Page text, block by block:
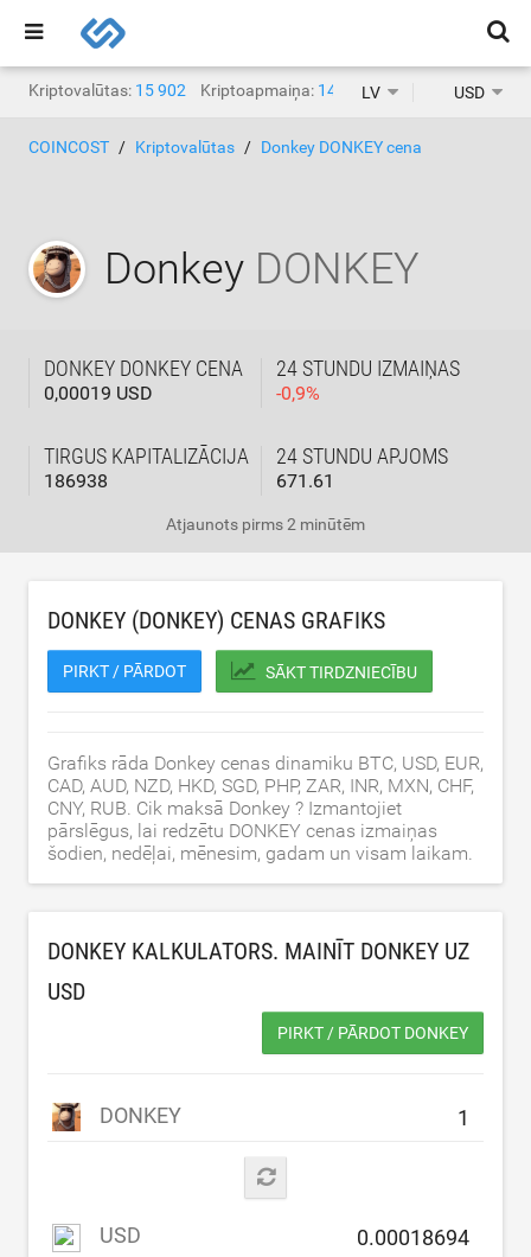
Kriptovalūtas: 15 902 Kriptoapmaiņa: 1468 LV USD
COINCOST Kriptovalūtas Donkey DONKEY cena
Donkey DONKEY
DONKEY DONKEY CENA
0,00019 USD
24 STUNDU IZMAIŅAS
-0,9%
TIRGUS KAPITALIZĀCIJA
186938
24 STUNDU APJOMS
671.61
Atjaunots pirms 2 minūtēm
DONKEY (DONKEY) CENAS GRAFIKS
PIRKT / PĀRDOT SĀKT TIRDZNIECĪBU
Grafiks rāda Donkey cenas dinamiku BTC, USD, EUR,
CAD, AUD, NZD, HKD, SGD, PHP, ZAR, INR, MXN, CHF,
CNY, RUB. Cik maksā Donkey ? Izmantojiet
pārslēgus, lai redzētu DONKEY cenas izmaiņas
šodien, nedēļai, mēnesim, gadam un visam laikam.
DONKEY KALKULATORS. MAINĪT DONKEY UZ
USD
PIRKT / PĀRDOT DONKEY
DONKEY
USD